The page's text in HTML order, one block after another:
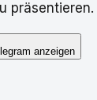
präsentieren.
anzeigen